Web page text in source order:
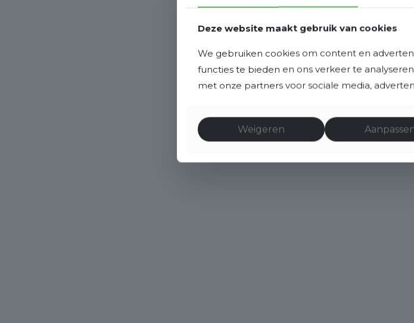
Deze website maakt gebruik van cookies
We gebruiken cookies om content en
functies te bieden en ons verkeer te
met onze partners voor sociale media,
Weigeren